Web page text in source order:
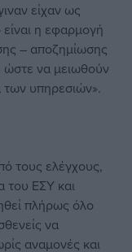
είχαν ως
η εφαρμογή
– αποζημίωσης
να μειωθούν
των υπηρεσιών».
τους ελέγχους,
του ΕΣΥ και
πλήρως όλο
να
αναμονές και